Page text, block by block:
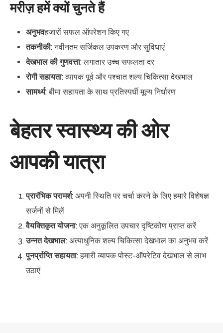
मरीज़ हमें क्यों चुनते हैं
अनुभवहजारों सफल ऑपरेशन किए गए
तकनीकी: नवीनतम सर्जिकल उपकरण और सुविधाएं
देखभाल की गुणवत्ता: लगातार उच्च सफलता दर
रोगी सहायता: व्यापक पूर्व और पश्चात शल्य चिकित्सा देखभाल
सामर्थ्य: बीमा सहायता के साथ प्रतिस्पर्धी मूल्य निर्धारण
बेहतर स्वास्थ्य की ओर
आपकी यात्रा
प्रारंभिक परामर्श: अपनी स्थिति पर चर्चा करने के लिए हमारे विशेषज्ञ
सर्जनों से मिलें
वैयक्तिकृत योजना: एक अनुकूलित उपचार दृष्टिकोण प्राप्त करें
उन्नत देखभाल: अत्याधुनिक शल्य चिकित्सा देखभाल का अनुभव करें
पुनर्प्राप्ति सहायता: हमारी व्यापक पोस्ट-ऑपरेटिव देखभाल से लाभ
उठाएं